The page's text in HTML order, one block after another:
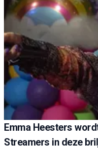
Emma Heesters
Streamers in deze